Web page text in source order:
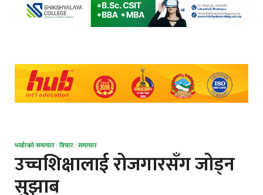
भर्खरको समाचार/विचार/समाचार
उच्चशिक्षालाई रोजगारसँग जोड्न
सुझाब